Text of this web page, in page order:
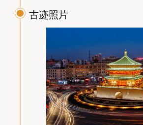
古迹照片